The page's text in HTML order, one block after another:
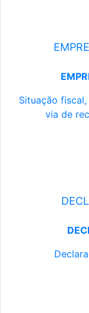
Situação
via de